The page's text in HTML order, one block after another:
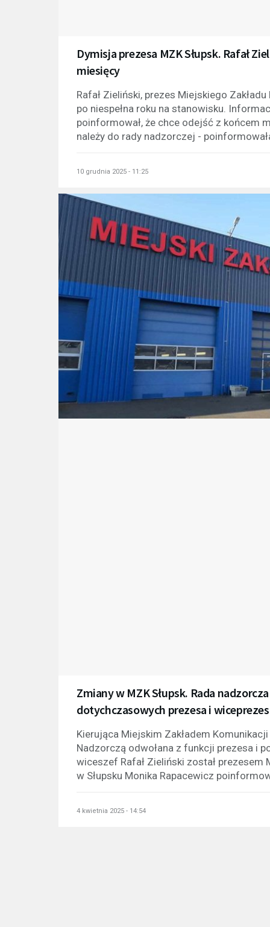
Dymisja prezesa MZK Słupsk. Rafał
miesięcy
Rafał Zieliński, prezes Miejskiego
po niespełna roku na stanowisku.
poinformował, że chce odejść z końcem
należy do rady nadzorczej -
10 grudnia 2025 - 11:25
Zmiany w MZK Słupsk. Rada
dotychczasowych prezesa i
Kierująca Miejskim Zakładem
Nadzorczą odwołana z funkcji prezesa i
wiceszef Rafał Zieliński został prezesem
w Słupsku Monika Rapacewicz
4 kwietnia 2025 - 14:54